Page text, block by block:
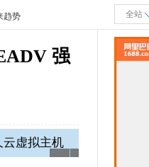
趋势 全站
强